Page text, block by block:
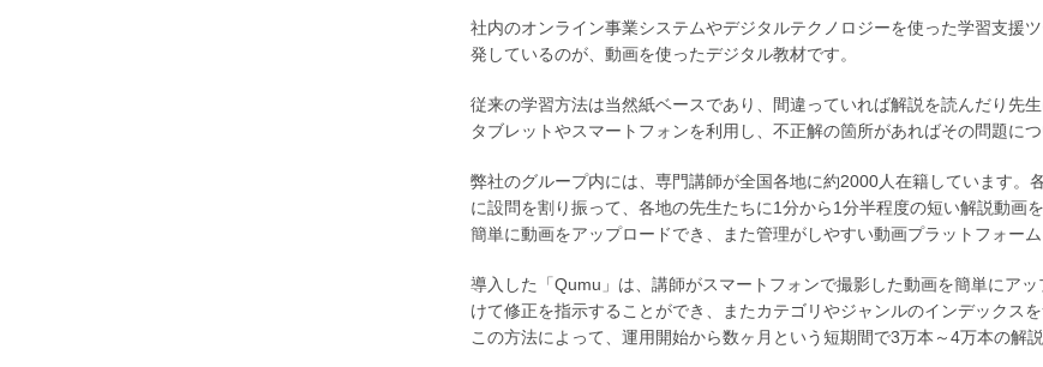
社内のオンライン事業システムやデジタルテクノロジーを使った学習支援
発しているのが、動画を使ったデジタル教材です。
従来の学習方法は当然紙ベースであり、間違っていれば解説を読んだり先
タブレットやスマートフォンを利用し、不正解の箇所があればその問題に
弊社のグループ内には、専門講師が全国各地に約2000人在籍しています
に設問を割り振って、各地の先生たちに1分から1分半程度の短い解説動画
簡単に動画をアップロードでき、また管理がしやすい動画プラットフォー
導入した「Qumu」は、講師がスマートフォンで撮影した動画を簡単にア
けて修正を指示することができ、またカテゴリやジャンルのインデックス
この方法によって、運用開始から数ヶ月という短期間で3万本～4万本の解